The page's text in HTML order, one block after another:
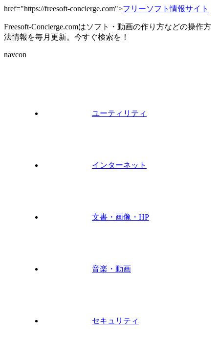
href="https://freesoft-concierge.com">フリーソフト情報サイト
Freesoft-Concierge.comはソフト・動画の作り方などの操作方
法情報を毎月更新。今すぐ検索を！
navcon
ユーティリティ
インターネット
文書・画像・HP
音楽・動画
セキュリティ